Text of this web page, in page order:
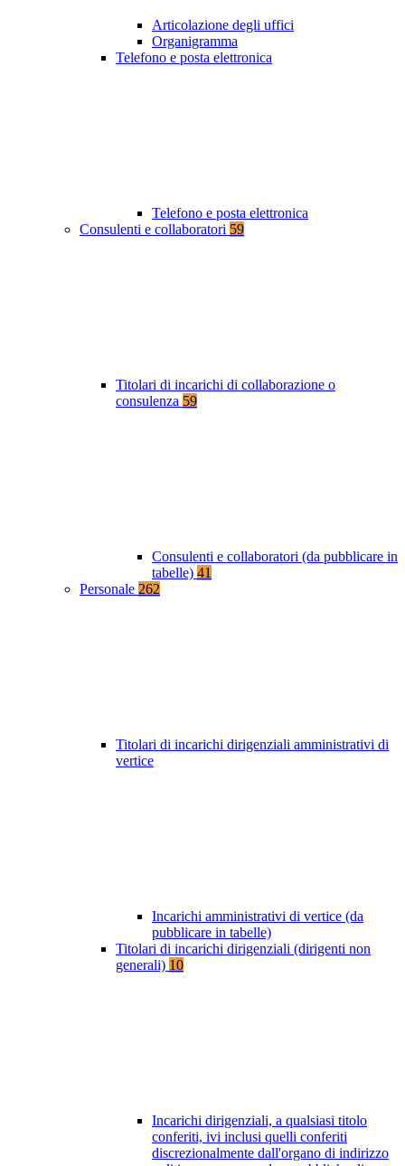
Articolazione degli uffici
Organigramma
Telefono e posta elettronica
Telefono e posta elettronica
Consulenti e collaboratori 59
Titolari di incarichi di collaborazione o
consulenza 59
Consulenti e collaboratori (da pubblicare in
tabelle) 41
Personale 262
Titolari di incarichi dirigenziali amministrativi di
vertice
Incarichi amministrativi di vertice (da
pubblicare in tabelle)
Titolari di incarichi dirigenziali (dirigenti non
generali) 10
Incarichi dirigenziali, a qualsiasi titolo
conferiti, ivi inclusi quelli conferiti
discrezionalmente dall'organo di indirizzo